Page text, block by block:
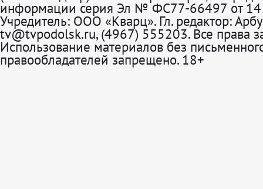
информации серия Эл № ФС77-66497 от 14
Учредитель: ООО «Кварц». Гл. редактор:
tv@tvpodolsk.ru, (4967) 555203. Все права
Использование материалов без
правообладателей запрещено. 18+